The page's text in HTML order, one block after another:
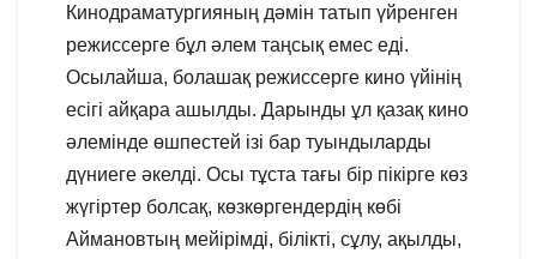
Кинодраматургияның дәмін татып үйренген
режиссерге бұл әлем таңсық емес еді.
Осылайша, болашақ режиссерге кино үйінің
есігі айқара ашылды. Дарынды ұл қазақ кино
әлемінде өшпестей ізі бар туындыларды
дүниеге әкелді. Осы тұста тағы бір пікірге көз
жүгіртер болсақ, көзкөргендердің көбі
Аймановтың мейірімді, білікті, сұлу, ақылды,